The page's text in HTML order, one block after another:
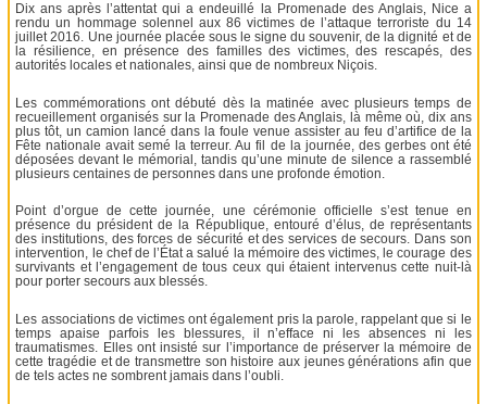
Dix ans après l’attentat qui a endeuillé la Promenade des Anglais, Nice a
rendu un hommage solennel aux 86 victimes de l’attaque terroriste du 14
juillet 2016. Une journée placée sous le signe du souvenir, de la dignité et de
la résilience, en présence des familles des victimes, des rescapés, des
autorités locales et nationales, ainsi que de nombreux Niçois.
Les commémorations ont débuté dès la matinée avec plusieurs temps de
recueillement organisés sur la Promenade des Anglais, là même où, dix ans
plus tôt, un camion lancé dans la foule venue assister au feu d’artifice de la
Fête nationale avait semé la terreur. Au fil de la journée, des gerbes ont été
déposées devant le mémorial, tandis qu’une minute de silence a rassemblé
plusieurs centaines de personnes dans une profonde émotion.
Point d’orgue de cette journée, une cérémonie officielle s’est tenue en
présence du président de la République, entouré d’élus, de représentants
des institutions, des forces de sécurité et des services de secours. Dans son
intervention, le chef de l’État a salué la mémoire des victimes, le courage des
survivants et l’engagement de tous ceux qui étaient intervenus cette nuit-là
pour porter secours aux blessés.
Les associations de victimes ont également pris la parole, rappelant que si le
temps apaise parfois les blessures, il n’efface ni les absences ni les
traumatismes. Elles ont insisté sur l’importance de préserver la mémoire de
cette tragédie et de transmettre son histoire aux jeunes générations afin que
de tels actes ne sombrent jamais dans l’oubli.